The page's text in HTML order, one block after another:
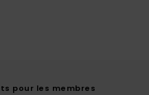
pour les membres